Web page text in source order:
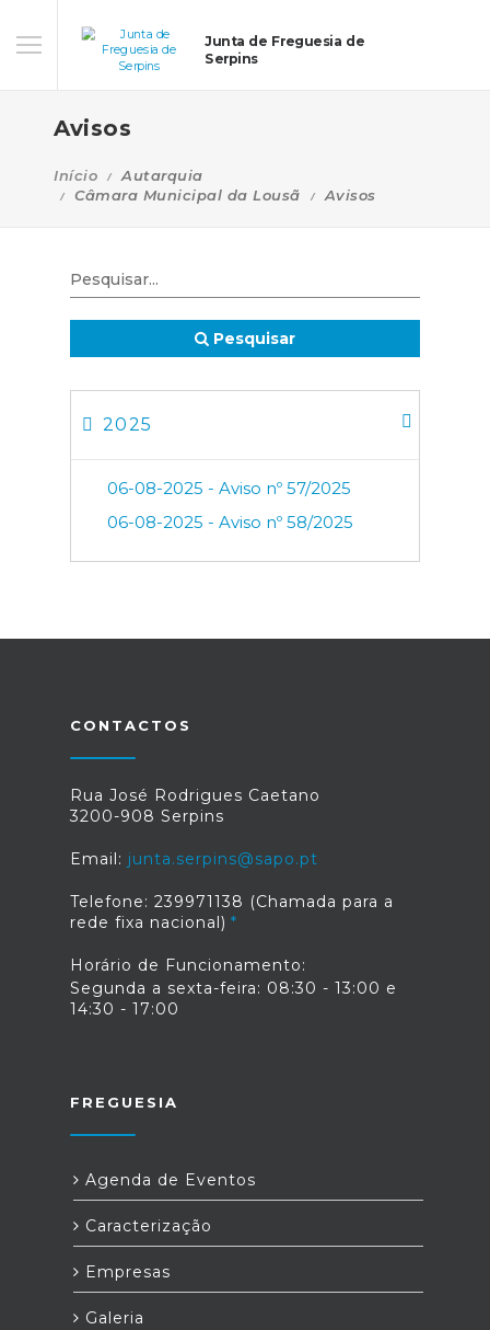
Junta de Freguesia de
Serpins
Avisos
Início
Autarquia
Câmara Municipal da Lousã
Avisos
Pesquisar
2025
06-08-2025 - Aviso nº 57/2025
06-08-2025 - Aviso nº 58/2025
CONTACTOS
Rua José Rodrigues Caetano
3200-908 Serpins
Email: junta.serpins@sapo.pt
Telefone: 239971138 (Chamada para a
rede fixa nacional)
Horário de Funcionamento:
Segunda a sexta-feira: 08:30 - 13:00 e
14:30 - 17:00
FREGUESIA
Agenda de Eventos
Caracterização
Empresas
Galeria